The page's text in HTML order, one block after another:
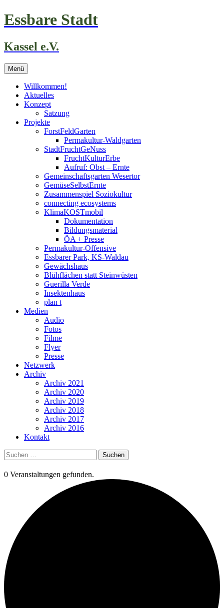
Zum
Inhalt
Essbare Stadt
Kassel e.V.
Menü
Willkommen!
Aktuelles
Konzept
Satzung
Projekte
ForstFeldGarten
Permakultur-Waldgarten
StadtFruchtGeNuss
FruchtKulturErbe
Aufruf: Obst – Ernte
Gemeinschaftsgarten Wesertor
GemüseSelbstErnte
Zusammenspiel Soziokultur
connecting ecosystems
KlimaKOSTmobil
Dokumentation
Bildungsmaterial
ÖA + Presse
Permakultur-Offensive
Essbarer Park, KS-Waldau
Gewächshaus
Blühflächen statt Steinwüsten
Guerilla Verde
Insektenhaus
plan t
Medien
Audio
Fotos
Filme
Flyer
Presse
Netzwerk
Archiv
Archiv 2021
Archiv 2020
Archiv 2019
Archiv 2018
Archiv 2017
Archiv 2016
Kontakt
Suchen
nach:
0 Veranstaltungen gefunden.